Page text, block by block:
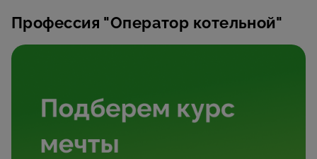
Профессия "Оператор котельной"